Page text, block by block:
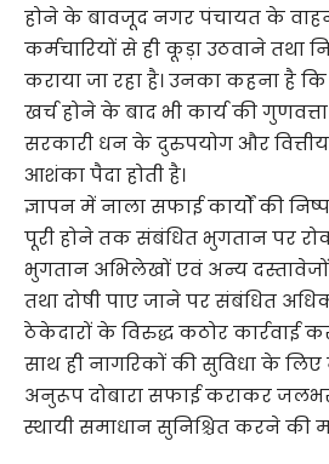
होने के बावजूद नगर पंचायत के
कर्मचारियों से ही कूड़ा उठवाने तथा
कराया जा रहा है। उनका कहना है
खर्च होने के बाद भी कार्य की
सरकारी धन के दुरुपयोग और
आशंका पैदा होती है।
ज्ञापन में नाला सफाई कार्यों की
पूरी होने तक संबंधित भुगतान पर
भुगतान अभिलेखों एवं अन्य
तथा दोषी पाए जाने पर संबंधित
ठेकेदारों के विरुद्ध कठोर कार्रवाई
साथ ही नागरिकों की सुविधा के
अनुरूप दोबारा सफाई कराकर
स्थायी समाधान सुनिश्चित करने की